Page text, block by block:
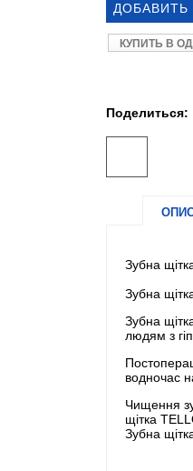
КУПИТЬ В
Поделиться:
Зубна
Зубна
Зубна
людям з
водночас
Чищення
щітка
Зубна